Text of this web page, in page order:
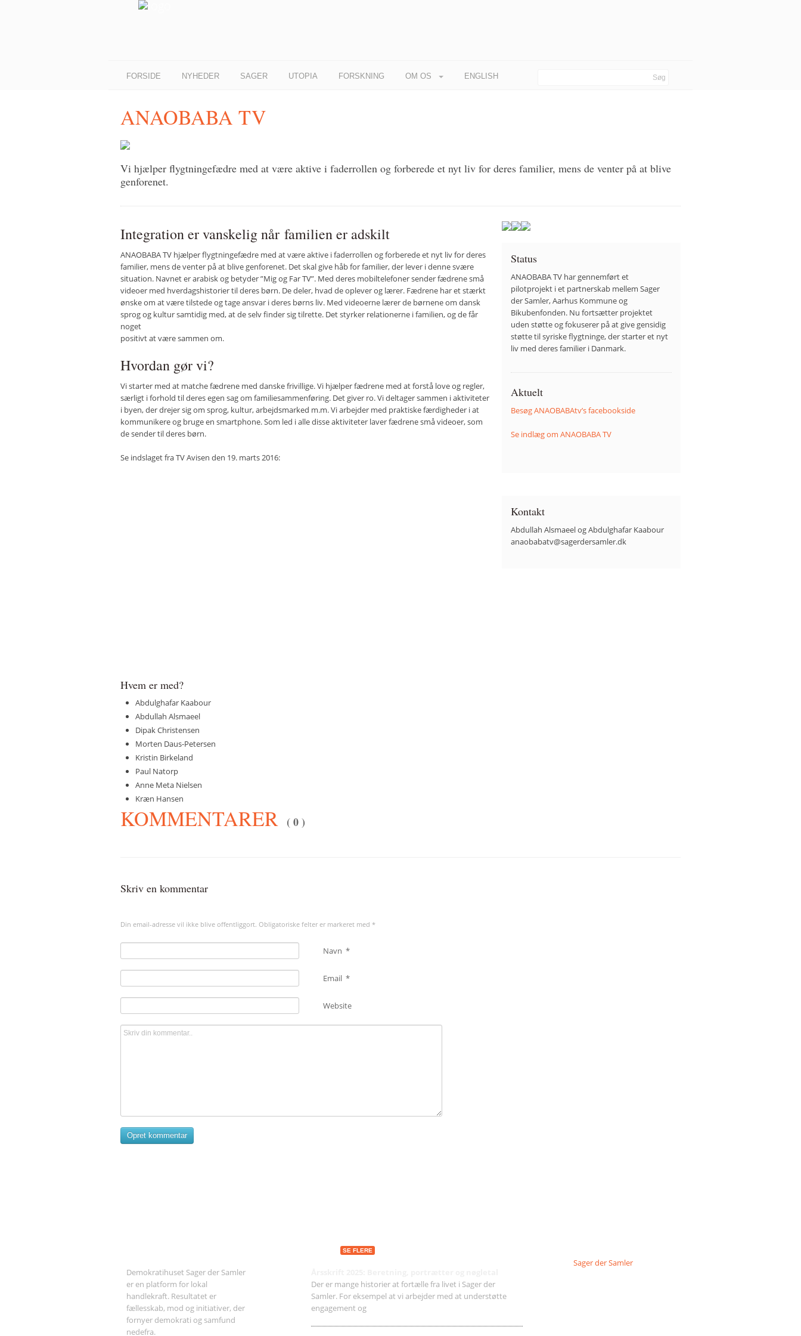
FORSIDE NYHEDER SAGER UTOPIA FORSKNING OM OS ENGLISH
ANAOBABA TV
Vi hjælper flygtningefædre med at være aktive i faderrollen og forberede et nyt liv for deres familier, mens de venter på at blive
genforenet.
Integration er vanskelig når familien er adskilt
ANAOBABA TV hjælper flygtningefædre med at være aktive i faderrollen og forberede et nyt liv for deres
familier, mens de venter på at blive genforenet. Det skal give håb for familier, der lever i denne svære
situation. Navnet er arabisk og betyder ”Mig og Far TV”. Med deres mobiltelefoner sender fædrene små
videoer med hverdagshistorier til deres børn. De deler, hvad de oplever og lærer. Fædrene har et stærkt
ønske om at være tilstede og tage ansvar i deres børns liv. Med videoerne lærer de børnene om dansk
sprog og kultur samtidig med, at de selv finder sig tilrette. Det styrker relationerne i familien, og de får
noget
positivt at være sammen om.
Hvordan gør vi?
Vi starter med at matche fædrene med danske frivillige. Vi hjælper fædrene med at forstå love og regler,
særligt i forhold til deres egen sag om familiesammenføring. Det giver ro. Vi deltager sammen i aktiviteter
i byen, der drejer sig om sprog, kultur, arbejdsmarked m.m. Vi arbejder med praktiske færdigheder i at
kommunikere og bruge en smartphone. Som led i alle disse aktiviteter laver fædrene små videoer, som
de sender til deres børn.
Se indslaget fra TV Avisen den 19. marts 2016:
Hvem er med?
Abdulghafar Kaabour
Abdullah Alsmaeel
Dipak Christensen
Morten Daus-Petersen
Kristin Birkeland
Paul Natorp
Anne Meta Nielsen
Kræn Hansen
Status
ANAOBABA TV har gennemført et
pilotprojekt i et partnerskab mellem Sager
der Samler, Aarhus Kommune og
Bikubenfonden. Nu fortsætter projektet
uden støtte og fokuserer på at give gensidig
støtte til syriske flygtninge, der starter et nyt
liv med deres familier i Danmark.
Aktuelt
Besøg ANAOBABAtv’s facebookside
Se indlæg om ANAOBABA TV
Kontakt
Abdullah Alsmaeel og Abdulghafar Kaabour
anaobabatv@sagerdersamler.dk
KOMMENTARER ( 0 )
Skriv en kommentar
Din email-adresse vil ikke blive offentliggort. Obligatoriske felter er markeret med *
Navn *
Email *
Website
Opret kommentar
Demokratihuset Sager der Samler
er en platform for lokal
handlekraft. Resultatet er
fællesskab, mod og initiativer, der
fornyer demokrati og samfund
nedefra.
SE FLERE
Der er mange historier at fortælle fra livet i Sager der
Samler. For eksempel at vi arbejder med at understøtte
engagement og
Sager der Samler